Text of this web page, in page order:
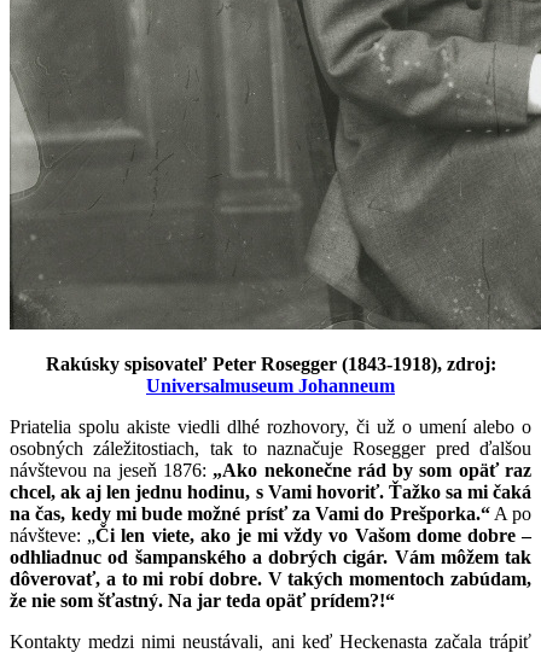
Rakúsky spisovateľ Peter Rosegger (1843-1918), zdroj:
Universalmuseum Johanneum
Priatelia spolu akiste viedli dlhé rozhovory, či už o umení alebo o
osobných záležitostiach, tak to naznačuje Rosegger pred ďalšou
návštevou na jeseň 1876: „Ako nekonečne rád by som opäť raz
chcel, ak aj len jednu hodinu, s Vami hovoriť. Ťažko sa mi čaká
na čas, kedy mi bude možné prísť za Vami do Prešporka.“A po
návšteve: „Či len viete, ako je mi vždy vo Vašom dome dobre –
odhliadnuc od šampanského a dobrých cigár. Vám môžem tak
dôverovať, a to mi robí dobre. V takých momentoch zabúdam,
že nie som šťastný. Na jar teda opäť prídem?!“
Kontakty medzi nimi neustávali, ani keď Heckenasta začala trápiť